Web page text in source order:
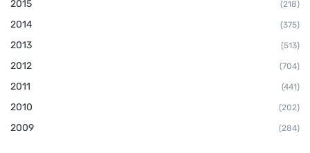
2015 (218)
2014 (375)
2013 (513)
2012 (704)
2011 (441)
2010 (202)
2009 (284)